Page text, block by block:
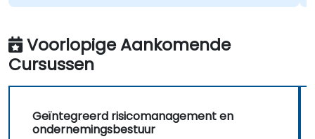
Voorlopige Aankomende
Cursussen
Geïntegreerd risicomanagement en
ondernemingsbestuur